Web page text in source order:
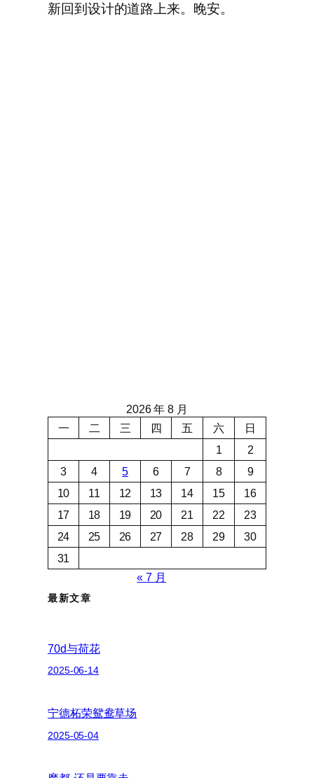
新回到设计的道路上来。晚安。
2026 年 8 月
一
二 三 四 五 六
日
1
2
3
4 5 6 7 8
9
10
11 12 13 14 15
16
17
18 19 20 21 22
23
24
25 26 27 28 29
30
31
« 7 月
最新文章
70d与荷花
2025-06-14
宁德柘荣鸳鸯草场
2025-05-04